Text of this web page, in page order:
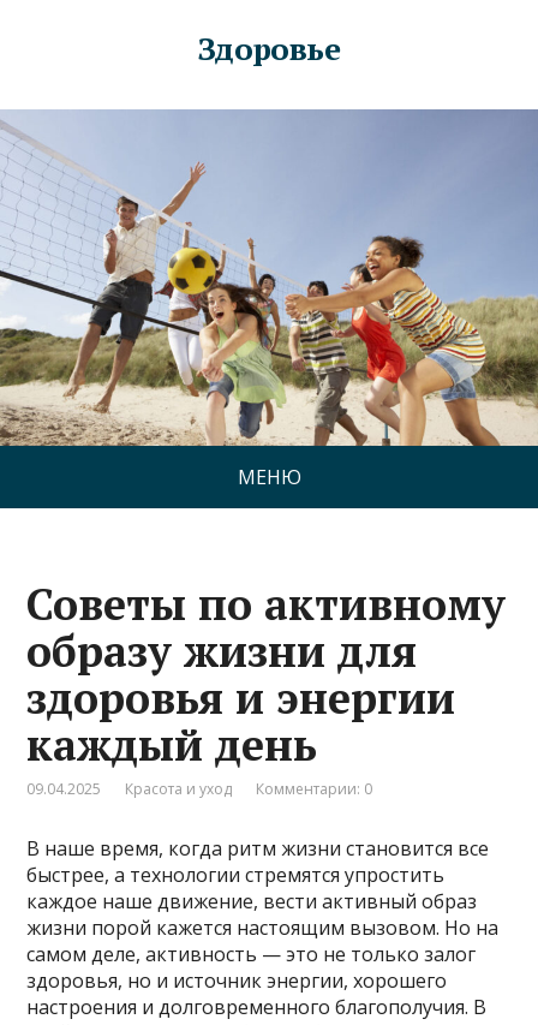
Здоровье
МЕНЮ
Советы по активному
образу жизни для
здоровья и энергии
каждый день
09.04.2025 Красота и уход Комментарии: 0
В наше время, когда ритм жизни становится все
быстрее, а технологии стремятся упростить
каждое наше движение, вести активный образ
жизни порой кажется настоящим вызовом. Но на
самом деле, активность — это не только залог
здоровья, но и источник энергии, хорошего
настроения и долговременного благополучия. В